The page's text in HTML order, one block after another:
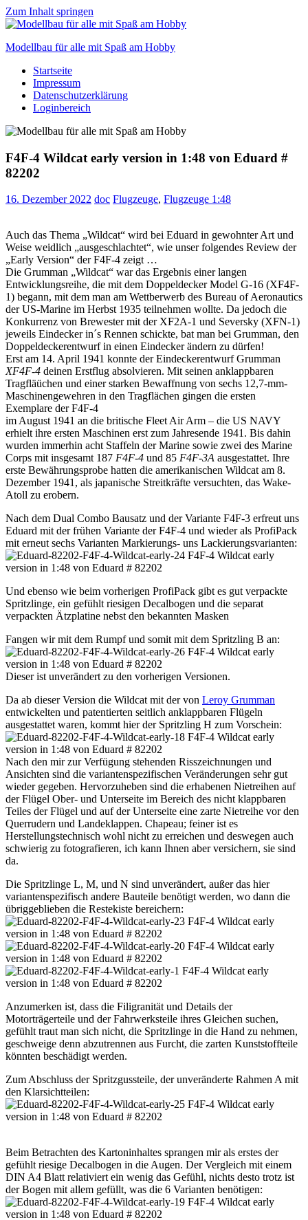
Zum Inhalt springen
Modellbau für alle mit Spaß am Hobby
Scale
modelling
to
Startseite
Impressum
Datenschutzerklärung
Loginbereich
F4F-4 Wildcat early version in 1:48 von Eduard #
82202
16. Dezember 2022 doc Flugzeuge, Flugzeuge 1:48
Auch das Thema „Wildcat“ wird bei Eduard in gewohnter Art und
Weise weidlich „ausgeschlachtet“, wie unser folgendes Review der
„Early Version“ der F4F-4 zeigt …
Die Grumman „Wildcat“ war das Ergebnis einer langen
Entwicklungsreihe, die mit dem Doppeldecker Model G-16 (XF4F-
1) begann, mit dem man am Wettberwerb des Bureau of Aeronautics
der US-Marine im Herbst 1935 teilnehmen wollte. Da jedoch die
Konkurrenz von Brewester mit der XF2A-1 und Seversky (XFN-1)
jeweils Eindecker in´s Rennen schickte, bat man bei Grumman, den
Doppeldeckerentwurf in einen Eindecker ändern zu dürfen!
Erst am 14. April 1941 konnte der Eindeckerentwurf Grumman
XF4F-4 deinen Erstflug absolvieren. Mit seinen anklappbaren
Tragfläüchen und einer starken Bewaffnung von sechs 12,7-mm-
Maschinengewehren in den Tragflächen gingen die ersten
Exemplare der F4F-4
im August 1941 an die britische Fleet Air Arm – die US NAVY
erhielt ihre ersten Maschinen erst zum Jahresende 1941. Bis dahin
wurden immerhin acht Staffeln der Marine sowie zwei des Marine
Corps mit insgesamt 187 F4F-4 und 85 F4F-3A ausgestattet. Ihre
erste Bewährungsprobe hatten die amerikanischen Wildcat am 8.
Dezember 1941, als japanische Streitkräfte versuchten, das Wake-
Atoll zu erobern.
Nach dem Dual Combo Bausatz und der Variante F4F-3 erfreut uns
Eduard mit der frühen Variante der F4F-4 und wieder als ProfiPack
mit erneut sechs Varianten Markierungs- uns Lackierungsvarianten:
Und ebenso wie beim vorherigen ProfiPack gibt es gut verpackte
Spritzlinge, ein gefühlt riesigen Decalbogen und die separat
verpackten Ätzplatine nebst den bekannten Masken
Fangen wir mit dem Rumpf und somit mit dem Spritzling B an:
Dieser ist unverändert zu den vorherigen Versionen.
Da ab dieser Version die Wildcat mit der von Leroy Grumman
entwickelten und patentierten seitlich anklappbaren Flügeln
ausgestattet waren, kommt hier der Spritzling H zum Vorschein:
Nach den mir zur Verfügung stehenden Risszeichnungen und
Ansichten sind die variantenspezifischen Veränderungen sehr gut
wieder gegeben. Hervorzuheben sind die erhabenen Nietreihen auf
der Flügel Ober- und Unterseite im Bereich des nicht klappbaren
Teiles der Flügel und auf der Unterseite eine zarte Nietreihe vor den
Querrudern und Landeklappen. Chapeau; feiner ist es
Herstellungstechnisch wohl nicht zu erreichen und deswegen auch
schwierig zu fotografieren, ich kann Ihnen aber versichern, sie sind
da.
Die Spritzlinge L, M, und N sind unverändert, außer das hier
variantenspezifisch andere Bauteile benötigt werden, wo dann die
übriggeblieben die Restekiste bereichern:
Anzumerken ist, dass die Filigranität und Details der
Motorträgerteile und der Fahrwerksteile ihres Gleichen suchen,
gefühlt traut man sich nicht, die Spritzlinge in die Hand zu nehmen,
geschweige denn abzutrennen aus Furcht, die zarten Kunststoffteile
könnten beschädigt werden.
Zum Abschluss der Spritzgussteile, der unveränderte Rahmen A mit
den Klarsichtteilen:
Beim Betrachten des Kartoninhaltes sprangen mir als erstes der
gefühlt riesige Decalbogen in die Augen. Der Vergleich mit einem
DIN A4 Blatt relativiert ein wenig das Gefühl, nichts desto trotz ist
der Bogen mit allem gefüllt, was die 6 Varianten benötigen: